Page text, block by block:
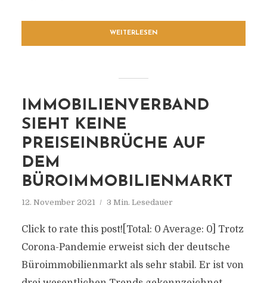
WEITERLESEN
IMMOBILIENVERBAND
SIEHT KEINE
PREISEINBRÜCHE AUF
DEM
BÜROIMMOBILIENMARKT
12. November 2021 3 Min. Lesedauer
Click to rate this post![Total: 0 Average: 0] Trotz
Corona-Pandemie erweist sich der deutsche
Büroimmobilienmarkt als sehr stabil. Er ist von